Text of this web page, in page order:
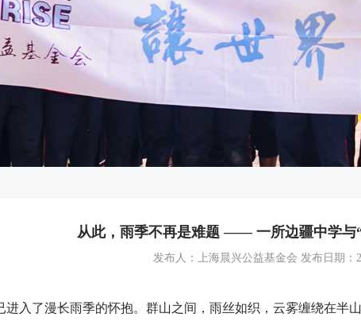
从此，雨季不再是难题 —— 一所边疆中学与
发布人：上海晨兴公益基金会 发布日期：
进入了漫长雨季的怀抱。群山之间，雨丝如织，云雾缠绕在半